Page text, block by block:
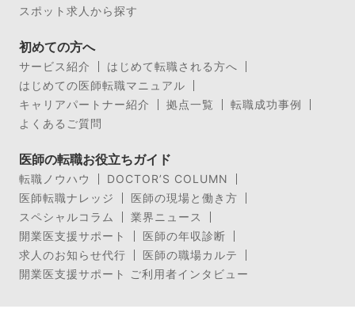
スポット求人から探す
初めての方へ
サービス紹介
はじめて転職される方へ
はじめての医師転職マニュアル
キャリアパートナー紹介
拠点一覧
転職成功事例
よくあるご質問
医師の転職お役立ちガイド
転職ノウハウ
DOCTOR’S COLUMN
医師転職ナレッジ
医師の現場と働き方
スペシャルコラム
業界ニュース
開業医支援サポート
医師の年収診断
求人のお知らせ代行
医師の職場カルテ
開業医支援サポート ご利用者インタビュー